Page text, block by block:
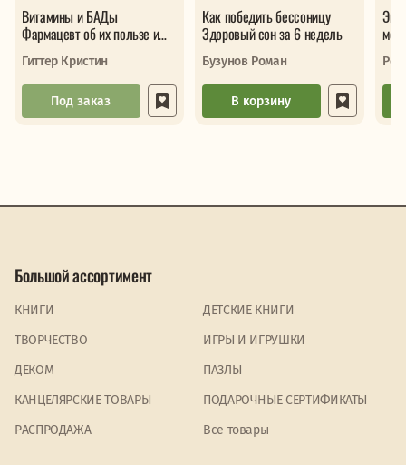
Витамины и БАДы
Фармацевт об их пользе и
вреде
Гиттер Кристин
Под заказ
Как победить бессоницу
Здоровый сон за 6 недель
Бузунов Роман
В корзину
Большой ассортимент
КНИГИ
ДЕТСКИЕ КНИГИ
ТВОРЧЕСТВО
ИГРЫ И ИГРУШКИ
ДЕКОМ
ПАЗЛЫ
КАНЦЕЛЯРСКИЕ ТОВАРЫ
ПОДАРОЧНЫЕ СЕРТИФИКАТЫ
PАСПРОДАЖА
Все товары